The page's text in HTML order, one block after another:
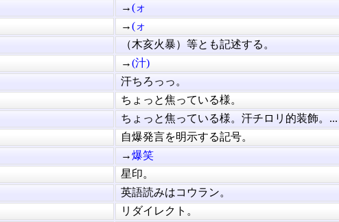
→(ォ
→(ォ
（木亥火暴）等とも記述する。
→(汁)
汗ちろっっ。
ちょっと焦っている様。
ちょっと焦っている様。汗チロリ的装飾。...
自爆発言を明示する記号。
→爆笑
星印。
英語読みはコウラン。
リダイレクト。